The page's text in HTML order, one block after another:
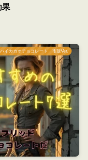
果
イカカオチョコレート 市販Ver.